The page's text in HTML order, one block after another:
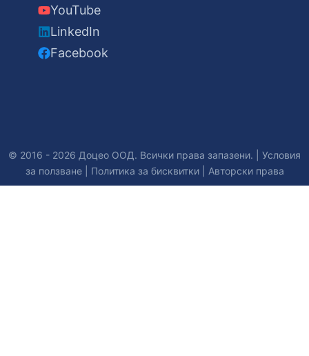
YouTube
LinkedIn
Facebook
© 2016 - 2026 Доцео ООД. Всички права запазени. | Условия
за ползване| Политика за бисквитки| Авторски права